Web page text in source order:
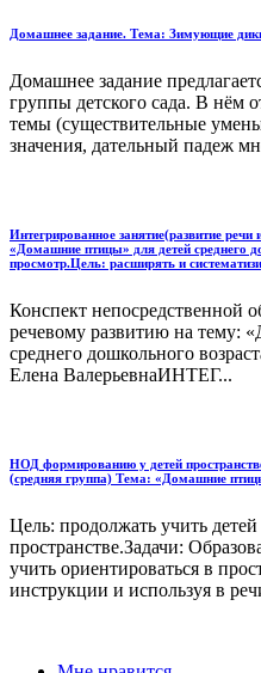
Домашнее задание. Тема: Зимующие
Домашнее задание
группы детского сада. В нём
темы (существительные
значения, дательный падеж
Интегрированное занятие(развитие
«Домашние птицы» для детей среднего
просмотр.Цель: расширять и
Конспект непосредственной
речевому развитию на тему:
среднего дошкольного
Елена ВалерьевнаИНТЕГ...
НОД формированию у детей
(средняя группа) Тема: «Домашние
Цель: продолжать учить детей
пространстве.Задачи:
учить ориентироваться в
инструкции и используя в